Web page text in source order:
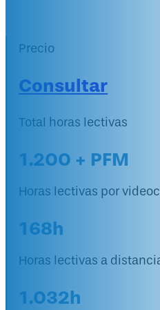
Precio
Consultar
Total horas lectivas
1.200 + PFM
Horas lectivas por
168h
Horas lectivas a
1.032h